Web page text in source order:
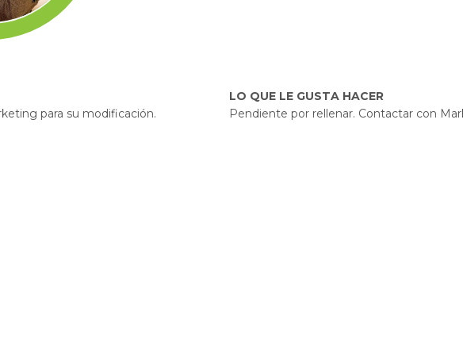
para su modificación.
LO QUE LE GUSTA HACER
Pendiente por rellenar. Contactar con